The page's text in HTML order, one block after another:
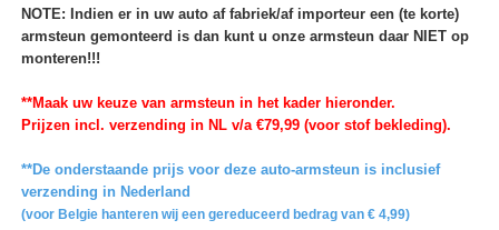
NOTE: Indien er in uw auto af fabriek/af importeur een (te korte)
armsteun gemonteerd is dan kunt u onze armsteun daar NIET op
monteren!!!
**Maak uw keuze van armsteun in het kader hieronder.
Prijzen incl. verzending in NL v/a €79,99 (voor stof bekleding).
**De onderstaande prijs voor deze auto-armsteun is inclusief
verzending in Nederland
(voor Belgie hanteren wij een gereduceerd bedrag van € 4,99)